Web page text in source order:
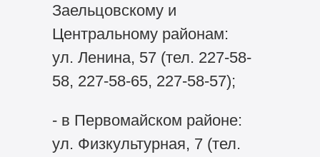
Заельцовскому и
Центральному районам:
ул. Ленина, 57 (тел. 227-58-
58, 227-58-65, 227-58-57);
- в Первомайском районе:
ул. Физкультурная, 7 (тел.